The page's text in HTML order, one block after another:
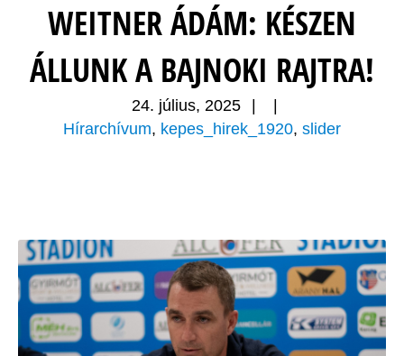
WEITNER ÁDÁM: KÉSZEN
ÁLLUNK A BAJNOKI RAJTRA!
24. július, 2025
Hírarchívum, kepes_hirek_1920, slider